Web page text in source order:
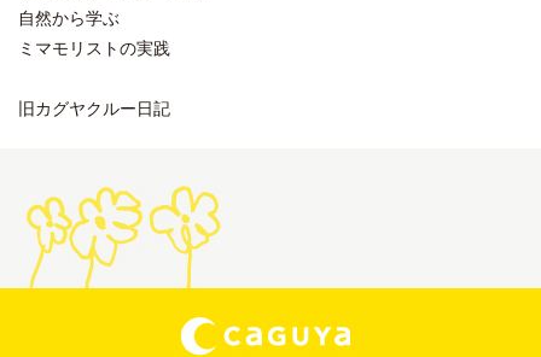
自然から学ぶ
ミマモリストの実践
旧カグヤクルー日記